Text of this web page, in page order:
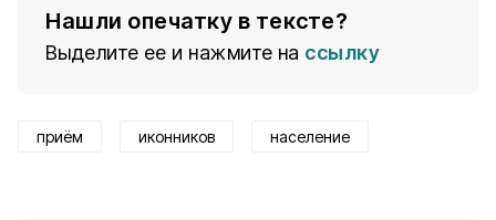
Нашли опечатку в тексте?
Выделите ее и нажмите на ссылку
приём иконников население